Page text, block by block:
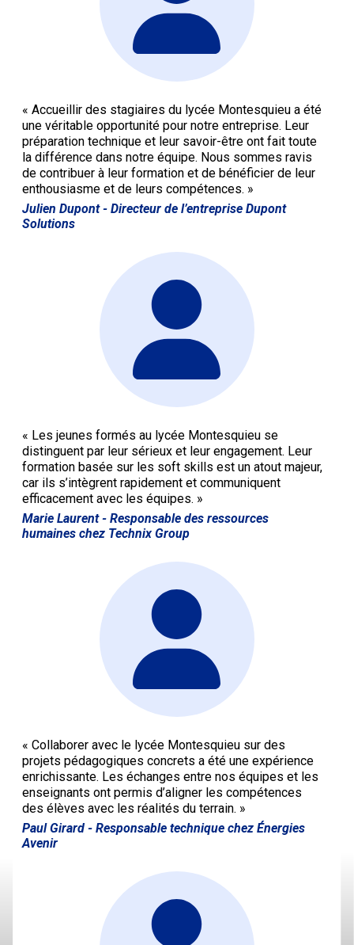
« Accueillir des stagiaires du lycée Montesquieu a été
une véritable opportunité pour notre entreprise. Leur
préparation technique et leur savoir-être ont fait toute
la différence dans notre équipe. Nous sommes ravis
de contribuer à leur formation et de bénéficier de leur
enthousiasme et de leurs compétences. »
Julien Dupont - Directeur de l’entreprise Dupont
Solutions
« Les jeunes formés au lycée Montesquieu se
distinguent par leur sérieux et leur engagement. Leur
formation basée sur les soft skills est un atout majeur,
car ils s’intègrent rapidement et communiquent
efficacement avec les équipes. »
Marie Laurent - Responsable des ressources
humaines chez Technix Group
« Collaborer avec le lycée Montesquieu sur des
projets pédagogiques concrets a été une expérience
enrichissante. Les échanges entre nos équipes et les
enseignants ont permis d’aligner les compétences
des élèves avec les réalités du terrain. »
Paul Girard - Responsable technique chez Énergies
Avenir